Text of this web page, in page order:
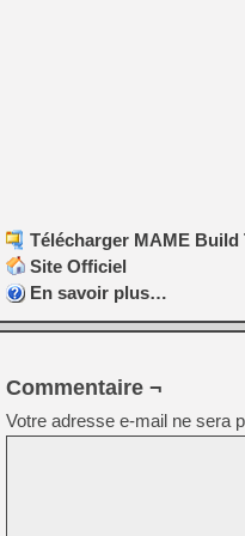
Télécharger MAME Build
Site Officiel
En savoir plus…
Commentaire ¬
Votre adresse e-mail ne sera